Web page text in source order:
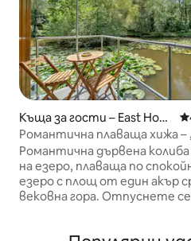
Къща за гости – East Hoat
hly
Романтична плаваща хижа –
Water Snug“
Романтична дървена колиба
на езеро, плаваща по
езеро с площ от един акър
вековна гора. Отпуснете